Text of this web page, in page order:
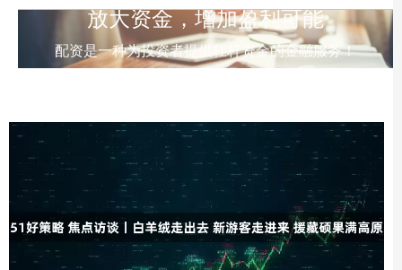
放大资金，增加盈利可能
配资是一种为投资者提供杠杆资金的金融服务！